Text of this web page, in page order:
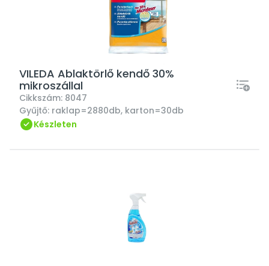
VILEDA Ablaktörlő kendő 30%
mikroszállal
Cikkszám: 8047
Gyűjtő: raklap=2880db, karton=30db
Készleten